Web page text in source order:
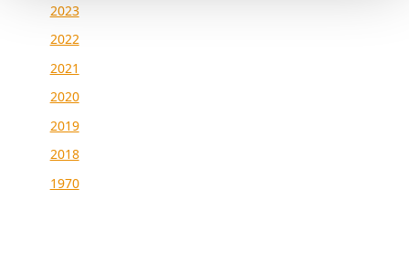
2023
2022
2021
2020
2019
2018
1970